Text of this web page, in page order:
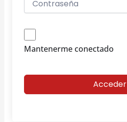
Mantenerme conectado
Acceder